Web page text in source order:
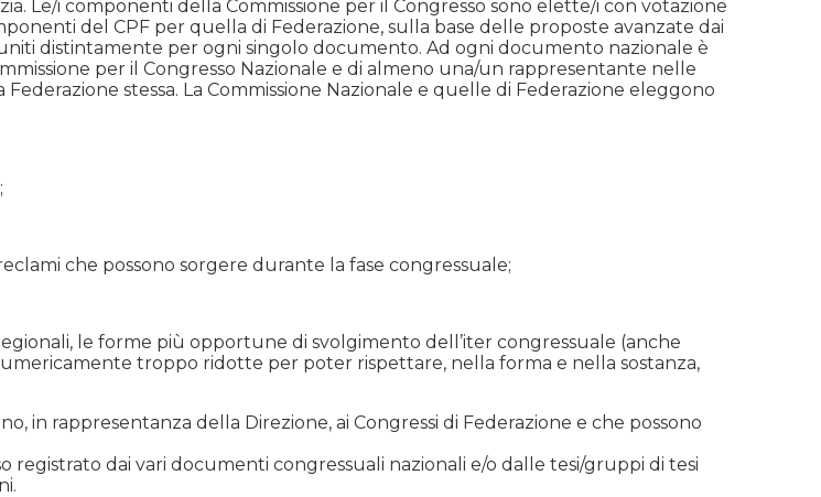
Le/i componenti della Commissione per il Congresso sono elette/i con votazione
del CPF per quella di Federazione, sulla base delle proposte avanzate dai
distintamente per ogni singolo documento. Ad ogni documento nazionale è
per il Congresso Nazionale e di almeno una/un rappresentante nelle
stessa. La Commissione Nazionale e quelle di Federazione eleggono
che possono sorgere durante la fase congressuale;
le forme più opportune di svolgimento dell’iter congressuale (anche
troppo ridotte per poter rispettare, nella forma e nella sostanza,
in rappresentanza della Direzione, ai Congressi di Federazione e che possono
registrato dai vari documenti congressuali nazionali e/o dalle tesi/gruppi di tesi